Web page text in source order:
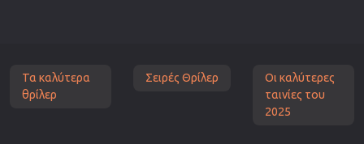
Τα καλύτερα
θρίλερ
Σειρές Θρίλερ
Οι καλύτερες
ταινίες του
2025